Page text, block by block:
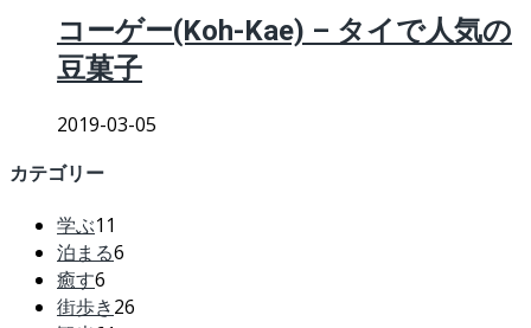
コーゲー(Koh-Kae) – タイで人気の
豆菓子
2019-03-05
カテゴリー
学ぶ11
泊まる6
癒す6
街歩き26